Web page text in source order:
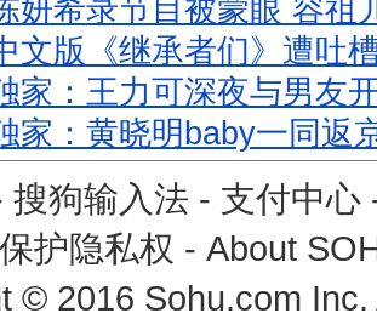
妍希录节目被蒙眼 容祖
文版《继承者们》遭吐
家：王力可深夜与男友
家：黄晓明baby一同返
搜狗输入法 - 支付中心
保护隐私权 - About
© 2016 Sohu.com